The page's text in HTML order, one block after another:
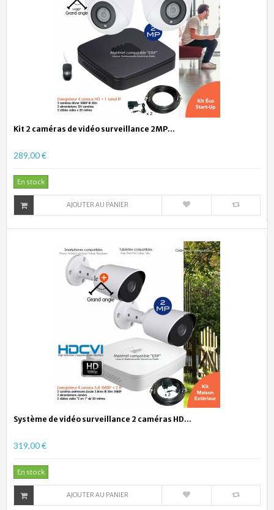
Kit 2 caméras de vidéo surveillance 2MP...
289,00 €
En stock
AJOUTER AU PANIER
Système de vidéo surveillance 2 caméras HD...
319,00 €
En stock
AJOUTER AU PANIER